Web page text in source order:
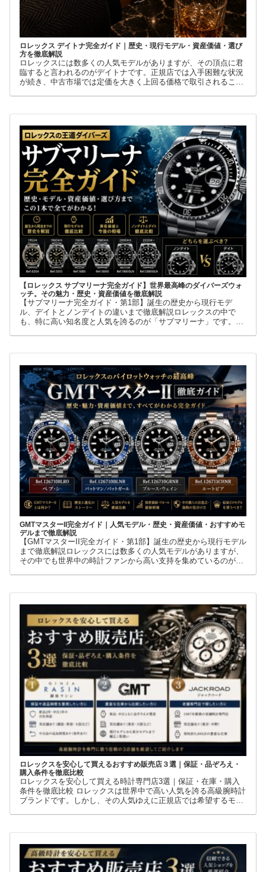
ロレックス デイトナ完全ガイド｜歴史・現行モデル・資産価値・選び
方を徹底解説
ロレックスには数多くの人気モデルがありますが、その頂点に君
臨すると言われるのがデイトナです。正規店では入手困難な状況
が続き、中古市場では定価を大きく上回る価格で取引されること
【ロレックス サブマリーナ完全ガイド】世界最高峰のダイバーズウォ
ッチ。その魅力・歴史・資産価値を徹底解説
【サブマリーナ完全ガイド・第1部】誕生の歴史から現行モデ
ル、デイトとノンデイトの違いまで徹底解説ロレックスの中で
も、特に高い知名度と人気を誇るのが「サブマリーナ」です。高
GMTマスターII完全ガイド｜人気モデル・歴史・資産価値・おすすめモ
デルまで徹底解説
【GMTマスターII完全ガイド・第1部】誕生の歴史から現行モデル
まで徹底解説ロレックスには数多くの人気モデルがありますが、
その中でも世界中の時計ファンから高い支持を集めているのが
ロレックスを安心して買えるおすすめ販売店３選｜保証・品ぞろえ・
購入条件を徹底比較
ロレックスを安心して買える時計専門店3選｜保証・在庫・購入
条件を徹底比較 ロレックスは世界中で高い人気を誇る高級腕時計
ブランドです。しかし、その人気ゆえに正規店では希望するモデ